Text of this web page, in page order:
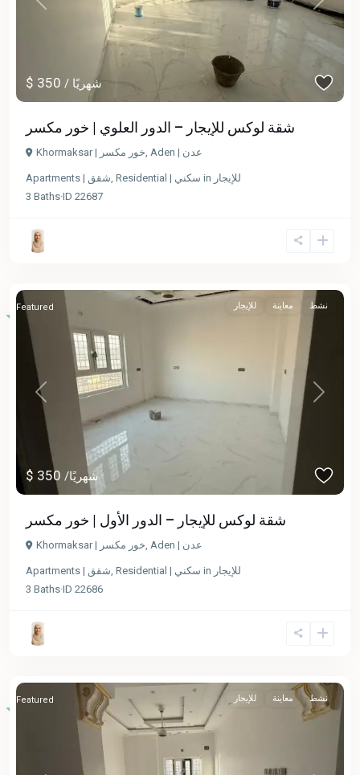
Previous Next
$ 350 / شهريًا
شقة لوكس للإيجار – الدور العلوي | خور مكسر
Khormaksar | خور مكسر Aden | عدن
Apartments | شقق Residential | سكني in للإيجار
3 Baths·ID 22687
Previous Next
$ 350 /شهريًا
للإيجار معاينة نشط Featured
شقة لوكس للإيجار – الدور الأول | خور مكسر
Khormaksar | خور مكسر Aden | عدن
Apartments | شقق Residential | سكني in للإيجار
3 Baths·ID 22686
للإيجار معاينة نشط Featured